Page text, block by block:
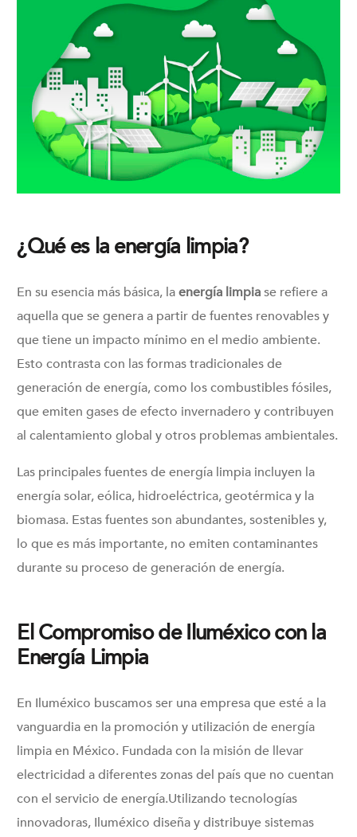
¿Qué es la energía limpia?
En su esencia más básica, laenergía limpiase refiere a
aquella que se genera a partir de fuentes renovables y
que tiene un impacto mínimo en el medio ambiente.
Esto contrasta con las formas tradicionales de
generación de energía, como los combustibles fósiles,
que emiten gases de efecto invernadero y contribuyen
al calentamiento global y otros problemas ambientales.
Las principales fuentes de energía limpia incluyen la
energía solar, eólica, hidroeléctrica, geotérmica y la
biomasa. Estas fuentes son abundantes, sostenibles y,
lo que es más importante, no emiten contaminantes
durante su proceso de generación de energía.
El Compromiso de Iluméxico con la
Energía Limpia
En Iluméxico buscamos ser una empresa que esté a la
vanguardia en la promoción y utilización de energía
limpia en México. Fundada con la misión de llevar
electricidad a diferentes zonas del país que no cuentan
con el servicio de energía.Utilizando tecnologías
innovadoras, Iluméxico diseña y distribuye sistemas